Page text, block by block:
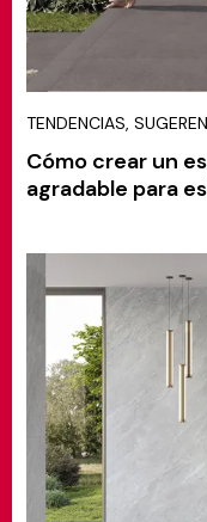
TENDENCIAS,
Cómo crear un
agradable para